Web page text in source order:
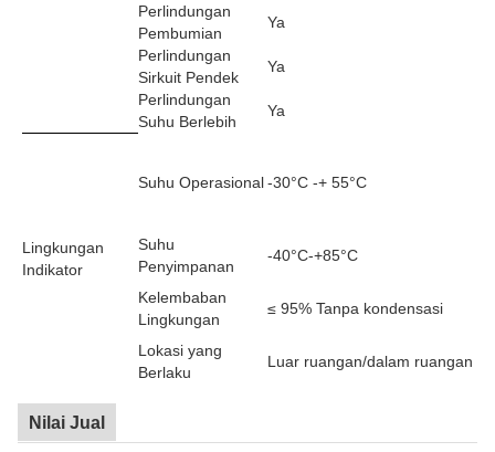
Perlindungan
Pembumian
Ya
Perlindungan
Sirkuit Pendek
Ya
Perlindungan
Suhu Berlebih
Ya
Lingkungan
Indikator
Suhu Operasional-30°C -+ 55°C
Suhu
Penyimpanan
-40°C-+85°C
Kelembaban
Lingkungan
≤ 95% Tanpa kondensasi
Lokasi yang
Berlaku
Luar ruangan/dalam ruangan
Nilai Jual